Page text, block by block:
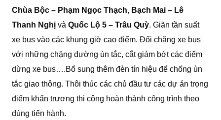
Chùa Bộc – Phạm Ngọc Thạch, Bạch Mai – Lê
Thanh Nghị và Quốc Lộ 5 – Trâu Quỳ. Giãn tần suất
xe bus vào các khung giờ cao điểm. Đổi chặng xe bus
với những chặng đường ùn tắc, cắt giảm bớt các điểm
dừng xe bus….Bổ sung thêm đèn tín hiệu để chống ùn
tắc giao thông. Thôi thúc các chủ đầu tư các dự án trọng
điểm khẩn trương thi công hoàn thành công trình theo
đúng tiến hành.